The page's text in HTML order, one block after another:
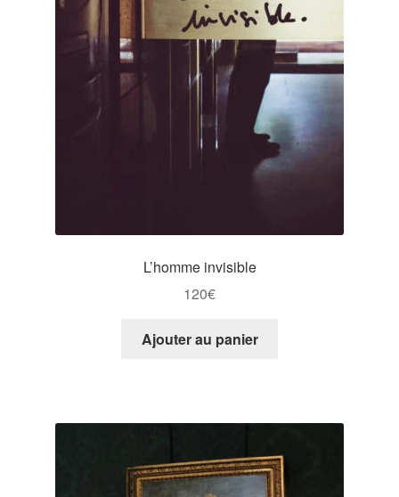
L’homme invisible
120€
Ajouter au panier